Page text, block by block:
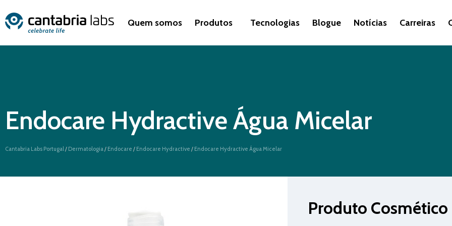
Quem somos Produtos Tecnologias Blogue Notícias Carreiras
Endocare Hydractive Água Micelar
Cantabria Labs Portugal/ Dermatologia/ Endocare / Endocare Hydractive / Endocare Hydractive Água Micelar
Produto Cosmético